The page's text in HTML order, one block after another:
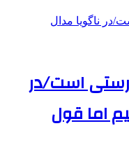
است/در
اما قول